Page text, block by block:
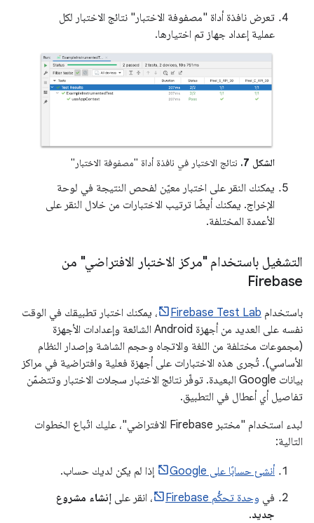
تعرض نافذة أداة "مصفوفة الاختبار" نتائج الاختبار لكل
عملية إعداد جهاز تم اختيارها.
الشكل 7. نتائج الاختبار في نافذة أداة "مصفوفة الاختبار"
يمكنك النقر على اختبار معيّن لفحص النتيجة في لوحة
الإخراج. يمكنك أيضًا ترتيب الاختبارات من خلال النقر على
الأعمدة المختلفة.
التشغيل باستخدام "مركز الاختبار الافتراضي" من
Firebase
باستخدام Firebase Test Lab
، يمكنك اختبار تطبيقك في الوقت
نفسه على العديد من أجهزة Android الشائعة وإعدادات الأجهزة
(مجموعات مختلفة من اللغة والاتجاه وحجم الشاشة وإصدار النظام
الأساسي). تُجرى هذه الاختبارات على أجهزة فعلية وافتراضية في مراكز
بيانات Google البعيدة. توفّر نتائج الاختبار سجلات الاختبار وتتضمّن
تفاصيل أي أعطال في التطبيق.
لبدء استخدام "مختبر Firebase الافتراضي"، عليك اتّباع الخطوات
التالية:
أنشئ حسابًا على Google
إذا لم يكن لديك حساب.
في وحدة تحكُّم Firebase ، انقر على إنشاء مشروع
جديد.